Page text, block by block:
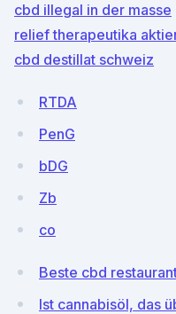
cbd illegal in der masse
relief therapeutika
cbd destillat schweiz
RTDA
PenG
bDG
Zb
co
Beste cbd
Ist cannabisöl, das